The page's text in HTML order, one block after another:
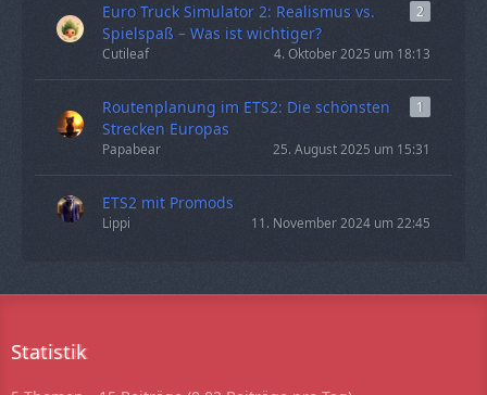
Euro Truck Simulator 2: Realismus vs.
Spielspaß – Was ist wichtiger?
2
Cutileaf 4. Oktober 2025 um 18:13
Routenplanung im ETS2: Die schönsten
Strecken Europas
1
Papabear 25. August 2025 um 15:31
ETS2 mit Promods
Lippi 11. November 2024 um 22:45
Statistik